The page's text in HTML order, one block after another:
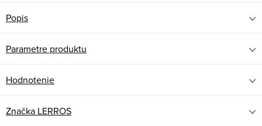
Popis
Parametre produktu
Hodnotenie
Značka LERROS